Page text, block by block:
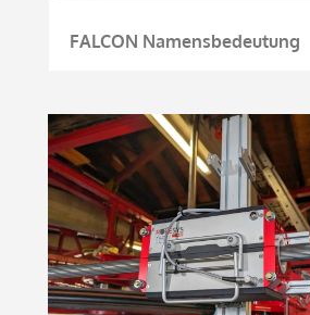
FALCON Namensbedeutung